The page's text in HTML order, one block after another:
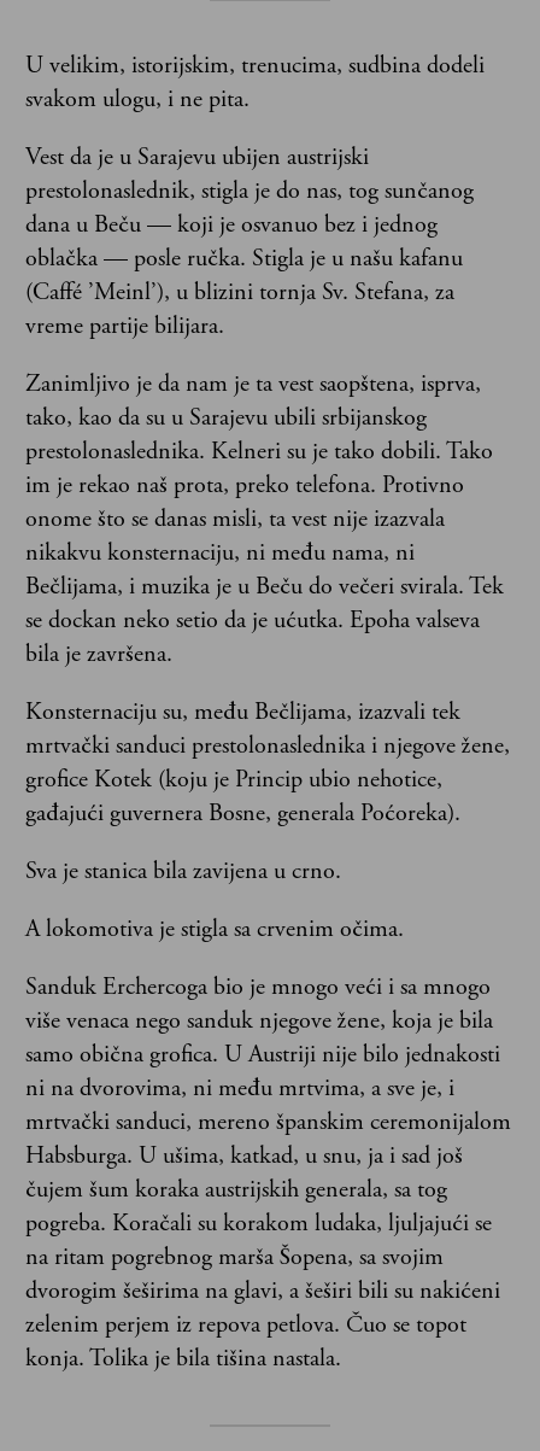
U velikim, istorijskim, trenucima, sudbina dodeli
svakom ulogu, i ne pita.
Vest da je u Sarajevu ubijen austrijski
prestolonaslednik, stigla je do nas, tog sunčanog
dana u Beču — koji je osvanuo bez i jednog
oblačka — posle ručka. Stigla je u našu kafanu
(Caffé ’Meinl’), u blizini tornja Sv. Stefana, za
vreme partije bilijara.
Zanimljivo je da nam je ta vest saopštena, isprva,
tako, kao da su u Sarajevu ubili srbijanskog
prestolonaslednika. Kelneri su je tako dobili. Tako
im je rekao naš prota, preko telefona. Protivno
onome što se danas misli, ta vest nije izazvala
nikakvu konsternaciju, ni među nama, ni
Bečlijama, i muzika je u Beču do večeri svirala. Tek
se dockan neko setio da je ućutka. Epoha valseva
bila je završena.
Konsternaciju su, među Bečlijama, izazvali tek
mrtvački sanduci prestolonaslednika i njegove žene,
grofice Kotek (koju je Princip ubio nehotice,
gađajući guvernera Bosne, generala Poćoreka).
Sva je stanica bila zavijena u crno.
A lokomotiva je stigla sa crvenim očima.
Sanduk Erchercoga bio je mnogo veći i sa mnogo
više venaca nego sanduk njegove žene, koja je bila
samo obična grofica. U Austriji nije bilo jednakosti
ni na dvorovima, ni među mrtvima, a sve je, i
mrtvački sanduci, mereno španskim ceremonijalom
Habsburga. U ušima, katkad, u snu, ja i sad još
čujem šum koraka austrijskih generala, sa tog
pogreba. Koračali su korakom ludaka, ljuljajući se
na ritam pogrebnog marša Šopena, sa svojim
dvorogim šeširima na glavi, a šeširi bili su nakićeni
zelenim perjem iz repova petlova. Čuo se topot
konja. Tolika je bila tišina nastala.